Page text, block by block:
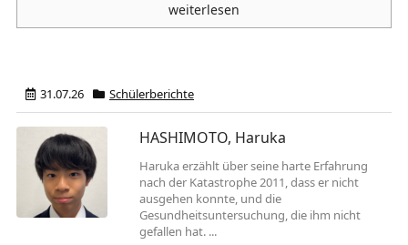
weiterlesen
31.07.26 Schülerberichte
HASHIMOTO, Haruka
Haruka erzählt über seine harte Erfahrung
nach der Katastrophe 2011, dass er nicht
ausgehen konnte, und die
Gesundheitsuntersuchung, die ihm nicht
gefallen hat. ...